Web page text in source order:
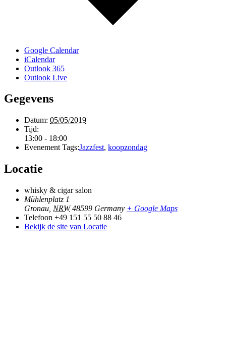
Google Calendar
iCalendar
Outlook 365
Outlook Live
Gegevens
Datum: 05/05/2019
Tijd:
13:00 - 18:00
Evenement Tags:Jazzfest, koopzondag
Locatie
whisky & cigar salon
Mühlenplatz 1
Gronau NRW 48599 Germany + Google Maps
Telefoon +49 151 55 50 88 46
Bekijk de site van Locatie